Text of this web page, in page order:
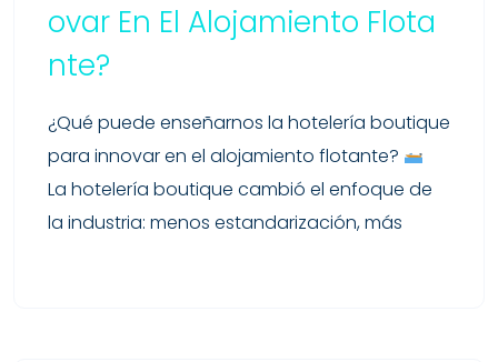
Ovar En El Alojamiento Flota
Nte?
¿Qué puede enseñarnos la hotelería boutique
para innovar en el alojamiento flotante?
La hotelería boutique cambió el enfoque de
la industria: menos estandarización, más